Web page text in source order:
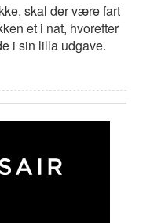
skal der være fart
et i nat, hvorefter
i sin lilla udgave.